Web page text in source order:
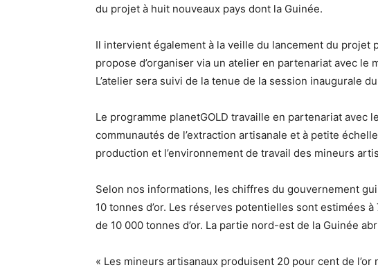
du projet à huit nouveaux pays dont la Guinée.
Il intervient également à la veille du lancement du projet
propose d’organiser via un atelier en partenariat avec le
L’atelier sera suivi de la tenue de la session inaugurale
Le programme planetGOLD travaille en partenariat avec
communautés de l’extraction artisanale et à petite
production et l’environnement de travail des mineurs
Selon nos informations, les chiffres du gouvernement
10 tonnes d’or. Les réserves potentielles sont estimées
de 10 000 tonnes d’or. La partie nord-est de la Guinée
« Les mineurs artisanaux produisent 20 pour cent de